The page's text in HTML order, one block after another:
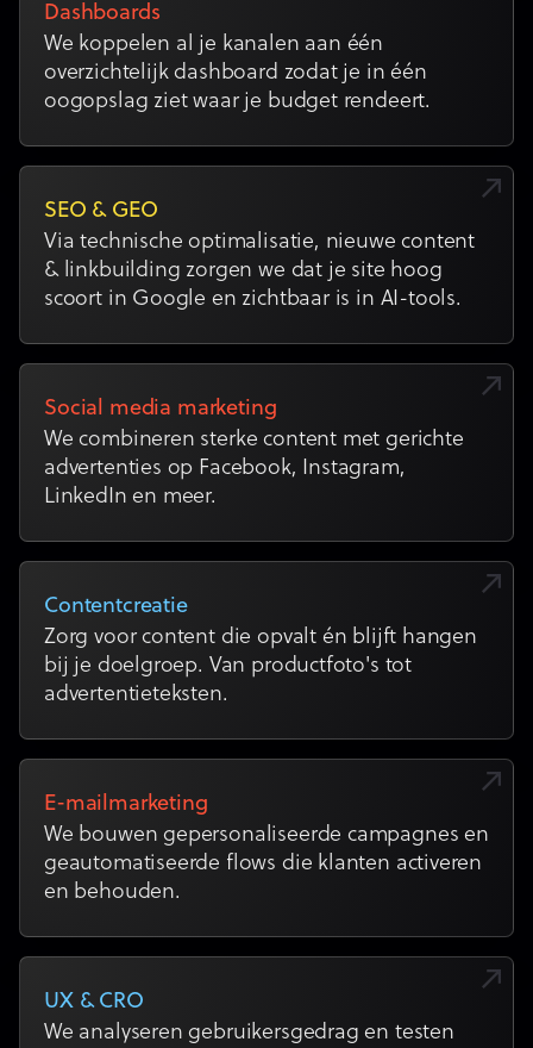
Dashboards
We koppelen al je kanalen aan één
overzichtelijk dashboard zodat je in één
oogopslag ziet waar je budget rendeert.
SEO & GEO
Via technische optimalisatie, nieuwe content
& linkbuilding zorgen we dat je site hoog
scoort in Google en zichtbaar is in AI-tools.
Social media marketing
We combineren sterke content met gerichte
advertenties op Facebook, Instagram,
LinkedIn en meer.
Contentcreatie
Zorg voor content die opvalt én blijft hangen
bij je doelgroep. Van productfoto's tot
advertentieteksten.
E-mailmarketing
We bouwen gepersonaliseerde campagnes en
geautomatiseerde flows die klanten activeren
en behouden.
UX & CRO
We analyseren gebruikersgedrag en testen